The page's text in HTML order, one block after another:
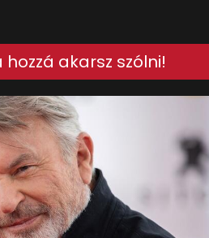
hozzá akarsz szólni!